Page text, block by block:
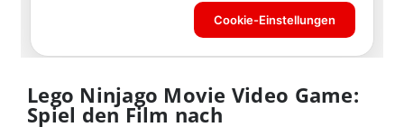
Lego Ninjago Movie Video Game:
Spiel den Film nach